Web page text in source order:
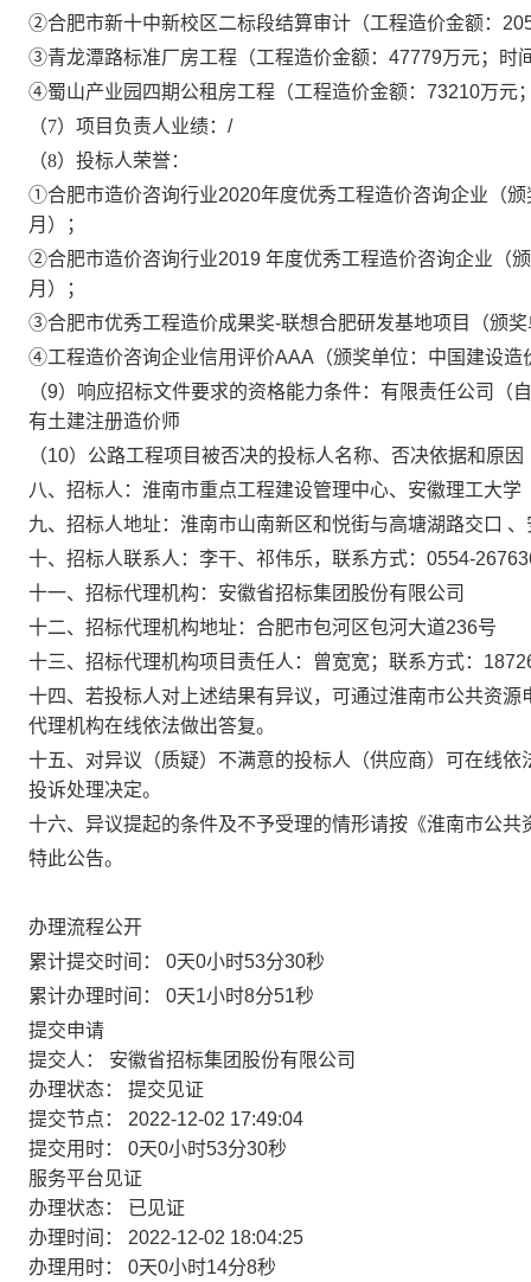
②合肥市新十中新校区二标段结算审计（工程造价金额：
③青龙潭路标准厂房工程（工程造价金额： 47779万元；时
④蜀山产业园四期公租房工程（工程造价金额： 73210万元
（7）项目负责人业绩： /
（8）投标人荣誉：
①合肥市造价咨询行业2020年度优秀工程造价咨询企业（
月）；
②合肥市造价咨询行业2019 年度优秀工程造价咨询企业（
月）；
③合肥市优秀工程造价成果奖-联想合肥研发基地项目（颁
④工程造价咨询企业信用评价AAA （颁奖单位：中国建设
（9）响应招标文件要求的资格能力条件： 有限责任公司（
有土建注册造价师
（10）公路工程项目被否决的投标人名称、否决依据和原因
八、招标人： 淮南市重点工程建设管理中心、 安徽理工大学
九、招标人地址： 淮南市山南新区和悦街与高塘湖路交口 、
十、招标人联系人： 李干、祁伟乐，联系方式： 0554-
十一、招标代理机构： 安徽省招标集团股份有限公司
十二、招标代理机构地址： 合肥市包河区包河大道236号
十三、招标代理机构项目责任人：
曾宽宽；联系方式：
十四、若投标人对上述结果有异议，可通过淮南市公共资
代理机构在线依法做出答复。
十五、对异议（质疑）不满意的投标人（供应商）可在线
投诉处理决定。
十六、异议提起的条件及不予受理的情形请按《淮南市公
特此公告。
办理流程公开
累计提交时间：
0天0小时53分30秒
累计办理时间：
0天1小时8分51秒
提交申请
提交人：
安徽省招标集团股份有限公司
办理状态：
提交见证
提交节点：
2022-12-02 17:49:04
提交用时：
0天0小时53分30秒
服务平台见证
办理状态：
已见证
办理时间：
2022-12-02 18:04:25
办理用时：
0天0小时14分8秒